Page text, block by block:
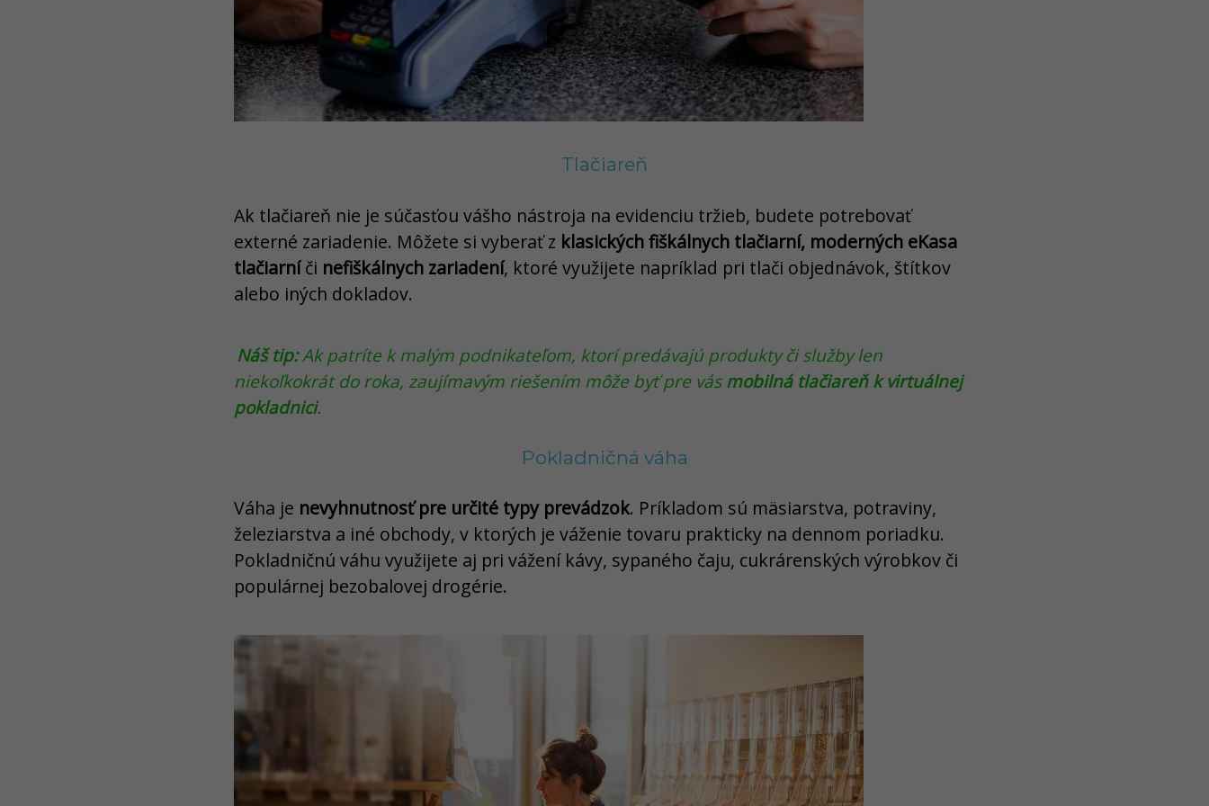
Tlačiareň
Ak tlačiareň nie je súčasťou vášho nástroja na evidenciu tržieb, budete potrebovať
externé zariadenie. Môžete si vyberať z klasických fiškálnych tlačiarní, moderných eKasa
tlačiarníči nefiškálnych zariadení, ktoré využijete napríklad pri tlači objednávok, štítkov
alebo iných dokladov.
Náš tip:Ak patríte k malým podnikateľom, ktorí predávajú produkty či služby len
niekoľkokrát do roka, zaujímavým riešením môže byť pre vásmobilná tlačiareň k virtuálnej
pokladnici.
Pokladničná váha
Váha je nevyhnutnosť pre určité typy prevádzok. Príkladom sú mäsiarstva, potraviny,
železiarstva a iné obchody, v ktorých je váženie tovaru prakticky na dennom poriadku.
Pokladničnú váhu využijete aj pri vážení kávy, sypaného čaju, cukrárenských výrobkov či
populárnej bezobalovej drogérie.